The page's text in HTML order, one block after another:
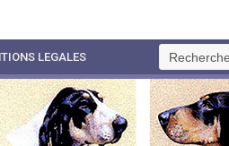
LEGALES Rechercher :